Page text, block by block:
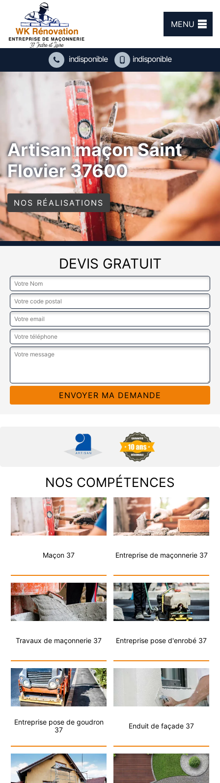
MENU
indisponible indisponible
Artisan maçon Saint
Flovier 37600
NOS RÉALISATIONS
DEVIS GRATUIT
NOS COMPÉTENCES
Maçon 37 Entreprise de maçonnerie 37
Travaux de maçonnerie 37 Entreprise pose d'enrobé 37
Entreprise pose de goudron
37
Enduit de façade 37